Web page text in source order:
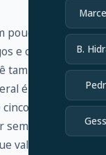
B.
pouco de água
e outras por
também vai
é que, se
vale a pena